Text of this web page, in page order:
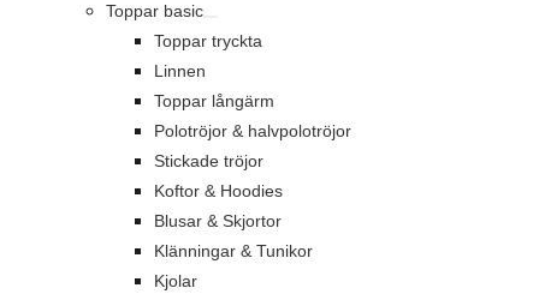
Toppar basic
Toppar tryckta
Linnen
Toppar långärm
Polotröjor & halvpolotröjor
Stickade tröjor
Koftor & Hoodies
Blusar & Skjortor
Klänningar & Tunikor
Kjolar